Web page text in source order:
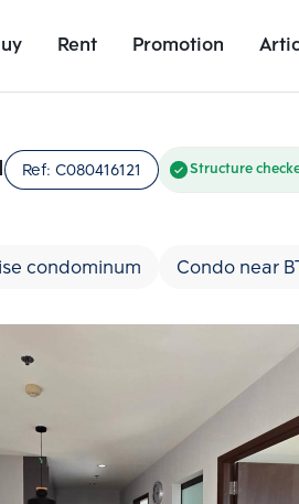
Rent Promotion
Ref: C080416121 Structure
condominum Condo near
Add